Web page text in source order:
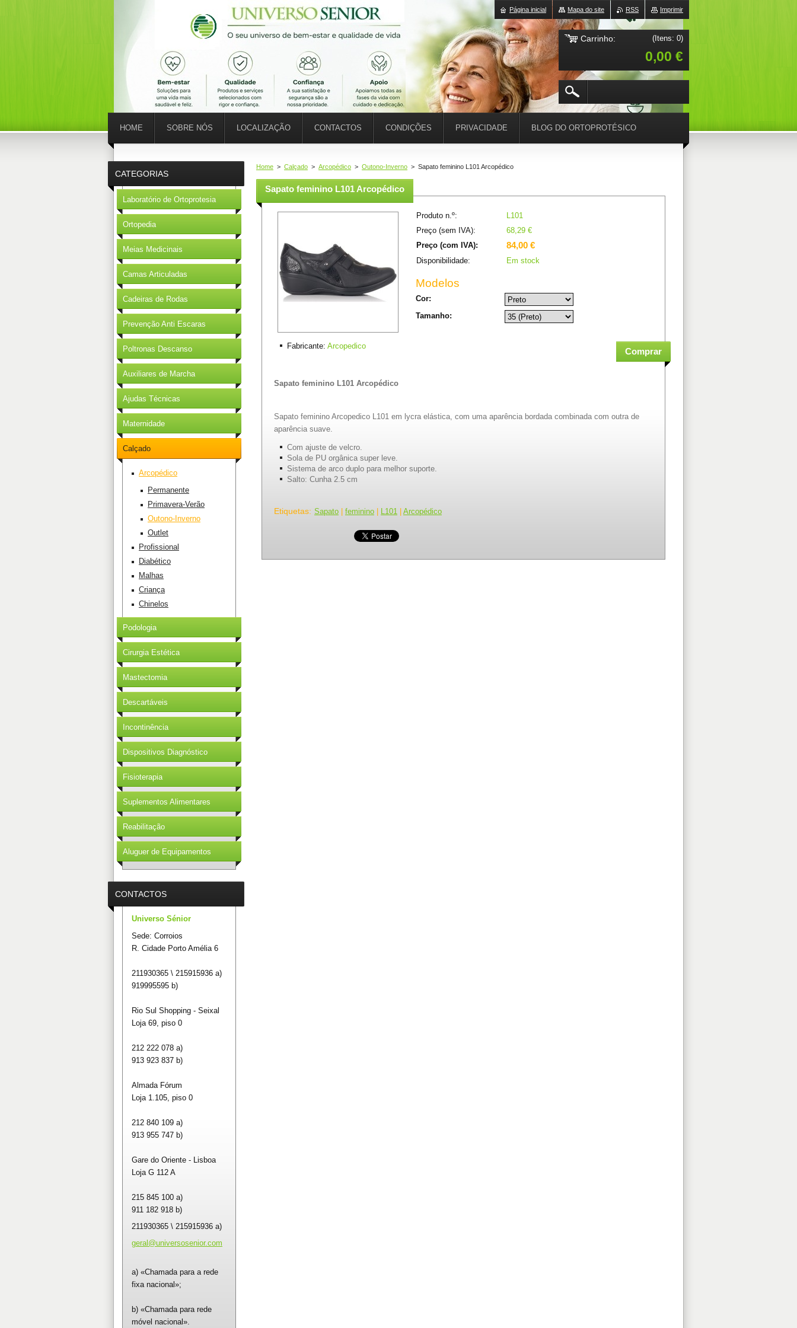
Home > Calçado > Arcopédico > Outono-Inverno > Sapato feminino L101 Arcopédico
Sapato feminino L101 Arcopédico
Produto n.º:
L101
Preço (sem IVA):
68,29 €
Preço (com IVA):
84,00 €
Disponibilidade: Em stock
Modelos
Cor:
Tamanho:
Fabricante: Arcopedico
Sapato feminino L101 Arcopédico
Sapato feminino Arcopedico L101 em lycra elástica, com uma aparência bordada combinada com outra de
aparência suave.
Com ajuste de velcro.
Sola de PU orgânica super leve.
Sistema de arco duplo para melhor suporte.
Salto: Cunha 2.5 cm
Etiquetas: Sapato feminino L101 Arcopédico
CATEGORIAS
Laboratório de Ortoprotesia
Ortopedia
Meias Medicinais
Camas Articuladas
Cadeiras de Rodas
Prevenção Anti Escaras
Poltronas Descanso
Auxiliares de Marcha
Ajudas Técnicas
Maternidade
Calçado
Arcopédico
Permanente
Primavera-Verão
Outono-Inverno
Outlet
Profissional
Diabético
Malhas
Criança
Chinelos
Podologia
Cirurgia Estética
Mastectomia
Descartáveis
Incontinência
Dispositivos Diagnóstico
Fisioterapia
Suplementos Alimentares
Reabilitação
Aluguer de Equipamentos
CONTACTOS
Universo Sénior
Sede: Corroios
R. Cidade Porto Amélia 6
211930365 \ 215915936 a)
919995595 b)
Rio Sul Shopping - Seixal
Loja 69, piso 0
212 222 078 a)
913 923 837 b)
Almada Fórum
Loja 1.105, piso 0
212 840 109 a)
913 955 747 b)
Gare do Oriente - Lisboa
Loja G 112 A
215 845 100 a)
911 182 918 b)
211930365 \ 215915936 a)
geral@universosenior.com
a) «Chamada para a rede
fixa nacional»;
b) «Chamada para rede
móvel nacional».
HOME SOBRE NÓS LOCALIZAÇÃO CONTACTOS CONDIÇÕES PRIVACIDADE BLOG DO ORTOPROTÉSICO
Imprimir
RSS
Mapa do site
Página inicial
Carrinho: (Itens: 0)
0,00 €